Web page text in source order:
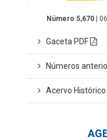
Número 5,670 |
Gaceta PDF
Números
Acervo Histórico